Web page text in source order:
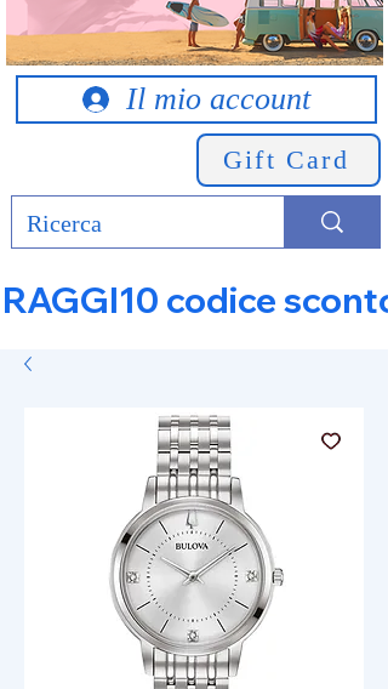
Il mio account
Gift Card
RAGGI10 codice